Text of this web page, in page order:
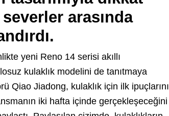
arasında
yeni Reno 14 serisi akıllı
kulaklık modelini de tanıtmaya
Qiao Jiadong, kulaklık için ilk ipuçlarını
iki hafta içinde gerçekleşeceğini